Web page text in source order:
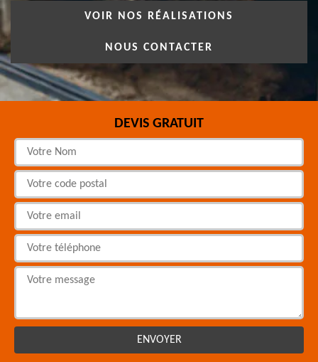
VOIR NOS RÉALISATIONS
NOUS CONTACTER
DEVIS GRATUIT